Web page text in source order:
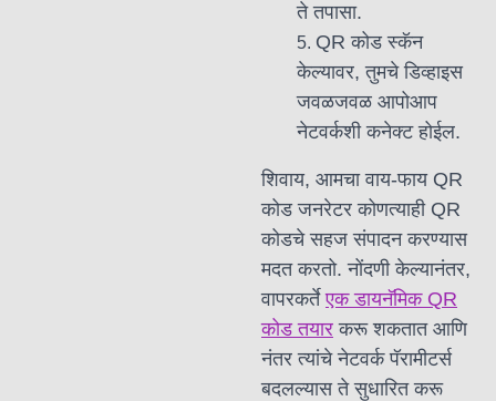
ते तपासा.
QR कोड स्कॅन
केल्यावर, तुमचे डिव्हाइस
जवळजवळ आपोआप
नेटवर्कशी कनेक्ट होईल.
शिवाय, आमचा वाय-फाय QR
कोड जनरेटर कोणत्याही QR
कोडचे सहज संपादन करण्यास
मदत करतो. नोंदणी केल्यानंतर,
वापरकर्तेएक डायनॅमिक QR
कोड तयार करू शकतात आणि
नंतर त्यांचे नेटवर्क पॅरामीटर्स
बदलल्यास ते सुधारित करू